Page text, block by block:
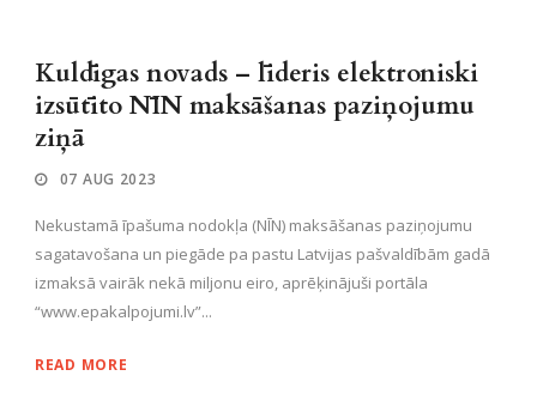
Kuldīgas novads – līderis elektroniski
izsūtīto NĪN maksāšanas paziņojumu
ziņā
07 AUG 2023
Nekustamā īpašuma nodokļa (NĪN) maksāšanas paziņojumu
sagatavošana un piegāde pa pastu Latvijas pašvaldībām gadā
izmaksā vairāk nekā miljonu eiro, aprēķinājuši portāla
“www.epakalpojumi.lv”...
READ MORE